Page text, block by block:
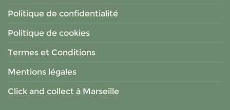
Politique de confidentialité
Politique de cookies
Termes et Conditions
Mentions légales
Click and collect à Marseille